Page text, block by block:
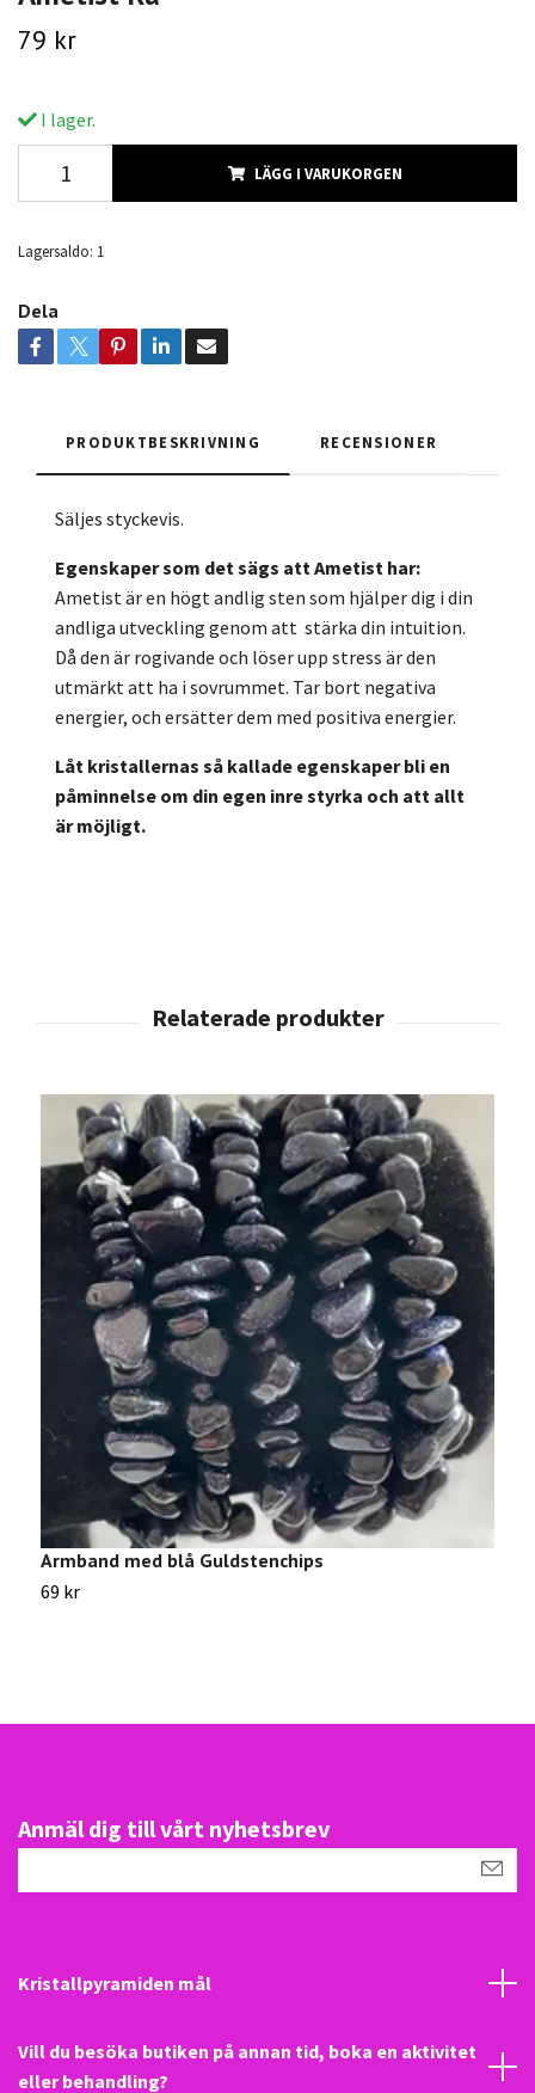
79 kr
I lager.
LÄGG I VARUKORGEN
Lagersaldo: 1
Dela
PRODUKTBESKRIVNING RECENSIONER
Säljes styckevis.
Egenskaper som det sägs att Ametist har:
Ametist är en högt andlig sten som hjälper dig i din
andliga utveckling genom att stärka din intuition.
Då den är rogivande och löser upp stress är den
utmärkt att ha i sovrummet. Tar bort negativa
energier, och ersätter dem med positiva energier.
Låt kristallernas så kallade egenskaper bli en
påminnelse om din egen inre styrka och att allt
är möjligt.
Armband med blå Guldstenchips
69 kr
Anmäl dig till vårt nyhetsbrev
Kristallpyramiden mål
Vill du besöka butiken på annan tid, boka en aktivitet
eller behandling?